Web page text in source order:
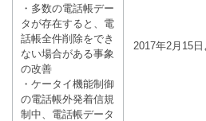
・多数の電話帳デー
タが存在すると、電
話帳全件削除をでき
ない場合がある事象
の改善
・ケータイ機能制御
の電話帳外発着信規
制中、電話帳データ
2017年2月15日